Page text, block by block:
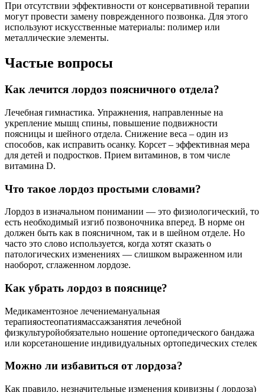
При отсутствии эффективности от консервативной терапии
могут провести замену поврежденного позвонка. Для этого
используют искусственные материалы: полимер или
металлические элементы.
Частые вопросы
Как лечится лордоз поясничного отдела?
Лечебная гимнастика. Упражнения, направленные на
укрепление мышц спины, повышение подвижности
поясницы и шейного отдела. Снижение веса – один из
способов, как исправить осанку. Корсет – эффективная мера
для детей и подростков. Прием витаминов, в том числе
витамина D.
Что такое лордоз простыми словами?
Лордоз в изначальном понимании — это физиологический, то
есть необходимый изгиб позвоночника вперед. В норме он
должен быть как в поясничном, так и в шейном отделе. Но
часто это слово используется, когда хотят сказать о
патологических изменениях — слишком выраженном или
наоборот, сглаженном лордозе.
Как убрать лордоз в пояснице?
Медикаментозное лечениемануальная
терапияостеопатиямассажзанятия лечебной
физкультуройобязательно ношение ортопедического бандажа
или корсетаношение индивидуальных ортопедических стелек
Можно ли избавиться от лордоза?
Как правило, незначительные изменения кривизны ( лордоза)